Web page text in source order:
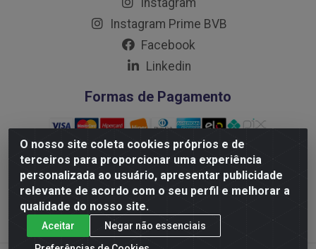
O nosso site coleta cookies próprios e de
terceiros para proporcionar uma experiência
personalizada ao usuário, apresentar publicidade
relevante de acordo com o seu perfil e melhorar a
qualidade do nosso site.
Aceitar
Negar não essenciais
Instagram Prime BVB
Facebook
Linkedin
Formas de Pagamento
Distribuidora Prime LTDA - Av. Professor Nilton Lins, 781 -
Flores, Manaus/AM - CEP 69.058-030 - CNPJ:
10.717.750/0001-32